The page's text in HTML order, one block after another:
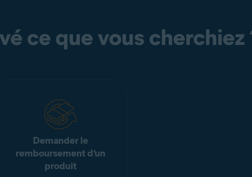
ce que vous cherchiez
Demander le
remboursement d’un
produit